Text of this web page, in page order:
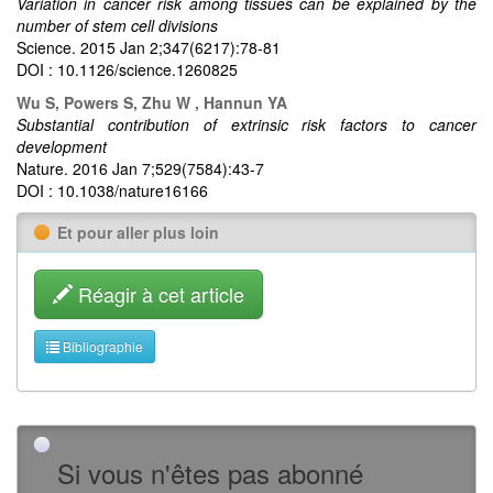
number of stem cell divisions
Science. 2015 Jan 2;347(6217):78-81
DOI : 10.1126/science.1260825
Wu S, Powers S, Zhu W , Hannun YA
Substantial contribution of extrinsic risk factors to cancer
development
Nature. 2016 Jan 7;529(7584):43-7
DOI : 10.1038/nature16166
Et pour aller plus loin
Réagir à cet article
Bibliographie
Si vous n'êtes pas abonné